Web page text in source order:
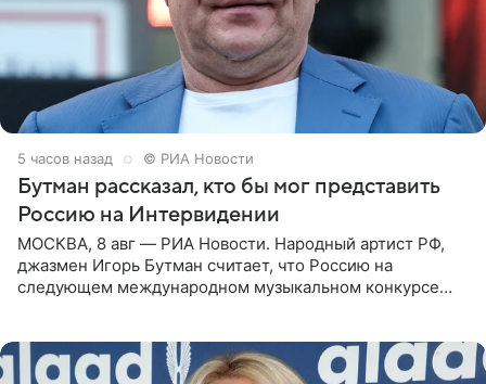
5 часов назад © РИА Новости
Бутман рассказал, кто бы мог представить
Россию на Интервидении
МОСКВА, 8 авг — РИА Новости. Народный артист РФ,
джазмен Игорь Бутман считает, что Россию на
следующем международном музыкальном конкурсе